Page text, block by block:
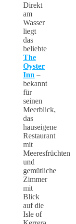
Direkt
am
Wasser
liegt
das
beliebte
The
Oyster
Inn –
bekannt
für
seinen
Meerblick,
das
hauseigene
Restaurant
mit
Meeresfrüchten
und
gemütliche
Zimmer
mit
Blick
auf die
Isle of